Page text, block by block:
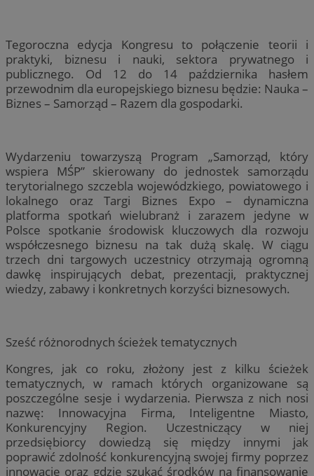
Tegoroczna edycja Kongresu to połączenie teorii i
praktyki, biznesu i nauki, sektora prywatnego i
publicznego. Od 12 do 14 października hasłem
przewodnim dla europejskiego biznesu będzie: Nauka –
Biznes – Samorząd – Razem dla gospodarki.
Wydarzeniu towarzyszą Program „Samorząd, który
wspiera MŚP” skierowany do jednostek samorządu
terytorialnego szczebla wojewódzkiego, powiatowego i
lokalnego oraz Targi Biznes Expo – dynamiczna
platforma spotkań wielubranż i zarazem jedyne w
Polsce spotkanie środowisk kluczowych dla rozwoju
współczesnego biznesu na tak dużą skalę. W ciągu
trzech dni targowych uczestnicy otrzymają ogromną
dawkę inspirujących debat, prezentacji, praktycznej
wiedzy, zabawy i konkretnych korzyści biznesowych.
Sześć różnorodnych ścieżek tematycznych
Kongres, jak co roku, złożony jest z kilku ścieżek
tematycznych, w ramach których organizowane są
poszczególne sesje i wydarzenia. Pierwsza z nich nosi
nazwę: Innowacyjna Firma, Inteligentne Miasto,
Konkurencyjny Region. Uczestniczący w niej
przedsiębiorcy dowiedzą się między innymi jak
poprawić zdolność konkurencyjną swojej firmy poprzez
innowacje oraz gdzie szukać środków na finansowanie